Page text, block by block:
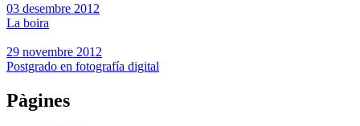
03 desembre 2012
La boira
29 novembre 2012
Postgrado en fotografía digital
Pàgines